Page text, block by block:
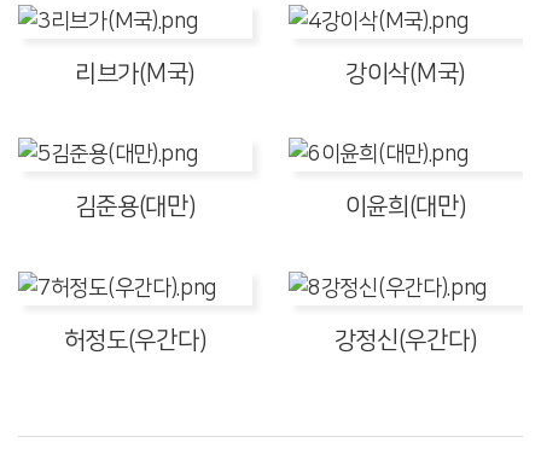
리브가(M국) 강이삭(M국)
김준용(대만) 이윤희(대만)
허정도(우간다) 강정신(우간다)